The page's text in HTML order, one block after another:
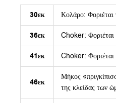
30εκ Κολάρο:
36εκ Choker:
41εκ Choker:
46εκ
Μήκος
της κλείδας των